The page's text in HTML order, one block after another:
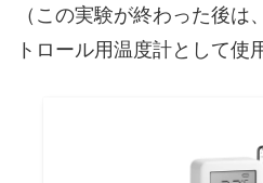
（この実験が終わった後
トロール用温度計として使